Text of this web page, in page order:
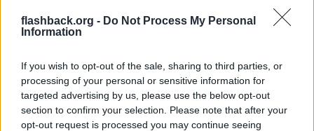
flashback.org - Do Not Process My Personal
Information
If you wish to opt-out of the sale, sharing to third parties, or
processing of your personal or sensitive information for
targeted advertising by us, please use the below opt-out
section to confirm your selection. Please note that after your
opt-out request is processed you may continue seeing
varför? Eller är det bara för att man kan, att det är tekniskt
kul att labba?
och fippla 3 h med nånting som går på 2 minuter på ett
användarvänligt operativsystem.
Jag förstår om man går från Windows till Linux, för Windows är
djävulen själv. Det som diskuteras här i tråden är däremot helt
smaklöst.